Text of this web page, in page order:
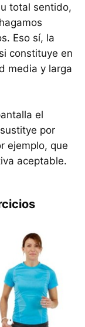
total sentido,
Eso sí, la
constituye en
media y larga
el
por
ejemplo, que
aceptable.